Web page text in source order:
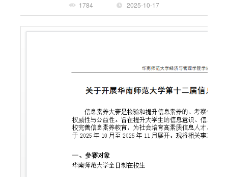
1784 2025-10-17